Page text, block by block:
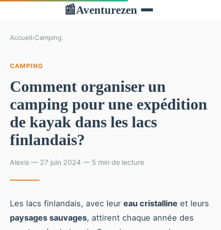
📰Aventurezen
Accueil›Camping
CAMPING
Comment organiser un
camping pour une expédition
de kayak dans les lacs
finlandais?
Alexis — 27 juin 2024 — 5 min de lecture
Les lacs finlandais, avec leur eau cristalline et leurs
paysages sauvages, attirent chaque année des